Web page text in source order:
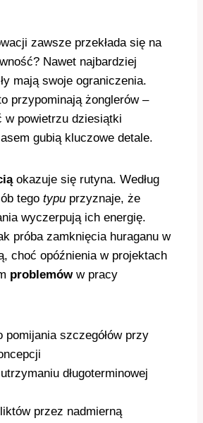
zawsze przekłada się na
Nawet najbardziej
mają swoje ograniczenia.
przypominają żonglerów –
w powietrzu dziesiątki
gubią kluczowe detale.
okazuje się rutyna. Według
tego typu przyznaje, że
wyczerpują ich energię.
próba zamknięcia huraganu w
choć opóźnienia w projektach
problemóww pracy
pomijania szczegółów przy
długoterminowej
przez nadmierną